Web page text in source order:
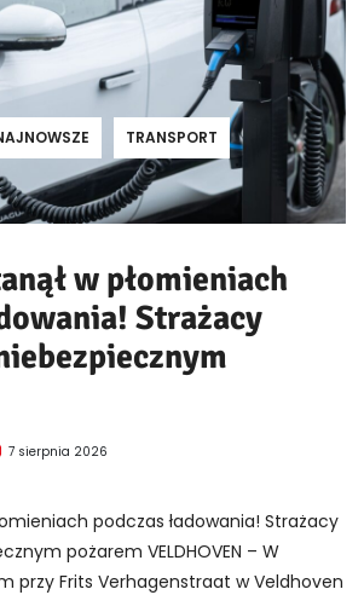
TRANSPORT
w płomieniach
Strażacy
7 sierpnia 2026
podczas ładowania! Strażacy
pożarem VELDHOVEN – W
przy Frits Verhagenstraat w Veldhoven